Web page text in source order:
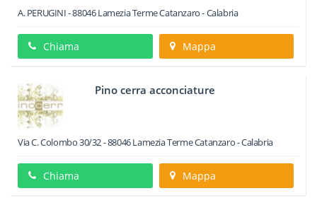
A. PERUGINI-88046Lamezia TermeCatanzaro -Calabria
Chiama Mappa
Pino cerra acconciature
Via C. Colombo 30/32-88046Lamezia TermeCatanzaro -Calabria
Chiama Mappa